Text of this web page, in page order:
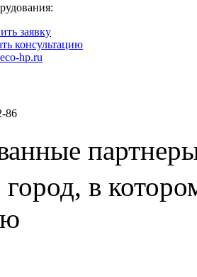
заявку
консультацию
hp.ru
86
в